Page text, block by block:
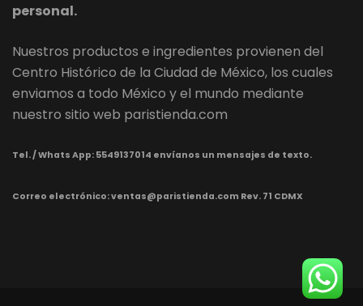
personal.
Nuestros productos e ingredientes provienen del
Centro Histórico de la Ciudad de México, los cuales
enviamos a todo México y el mundo mediante
nuestro sitio web paristienda.com
Tel. / Whats App: 5549137014 envíanos un mensajes de texto.
Correo electrónico: ventas@paristienda.com Rev. 71 CDMX